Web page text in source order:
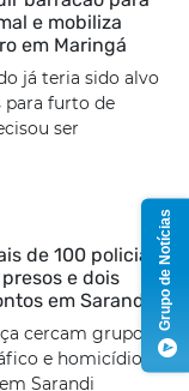
e mobiliza
em Maringá
já teria sido alvo
para furto de
ser
de 100 policiais
e dois
em Sarandi
cercam grupo
e homicídios
Sarandi
Grupo de Notícias